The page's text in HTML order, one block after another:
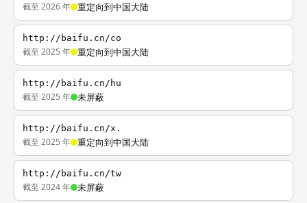
截至 2026 年 重定向到中国大陆
http://baifu.cn/co
截至 2025 年 重定向到中国大陆
http://baifu.cn/hu
截至 2025 年 未屏蔽
http://baifu.cn/x.
截至 2025 年 重定向到中国大陆
http://baifu.cn/tw
截至 2024 年 未屏蔽